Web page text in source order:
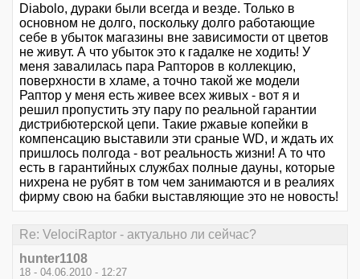
Diabolo, дураки были всегда и везде. Только в
основном не долго, поскольку долго работающие
себе в убыток магазины вне зависимости от цветов
не живут. А что убыток это к гадалке не ходить! У
меня завалилась пара Рапторов в коллекцию,
поверхности в хламе, а точно такой же модели
Раптор у меня есть живее всех живых - вот я и
решил пропустить эту пару по реальной гарантии
дистрибютерской цепи. Такие ржавые копейки в
компенсацию выставили эти сраные WD, и ждать их
пришлось полгода - вот реальность жизни! А то что
есть в гарантийных службах полные дауны, которые
нихрена не рубят в том чем занимаются и в реалиях
фирму свою на бабки выставляющие это не новость!
Re: VelociRaptor - актуально ли сейчас?
hunter1108
18 - 04.06.2010 - 12:27